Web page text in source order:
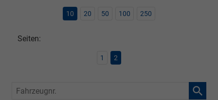
10 20 50 100 250
Seiten:
1 2
Fahrzeugnr.